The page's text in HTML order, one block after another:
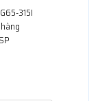
315I